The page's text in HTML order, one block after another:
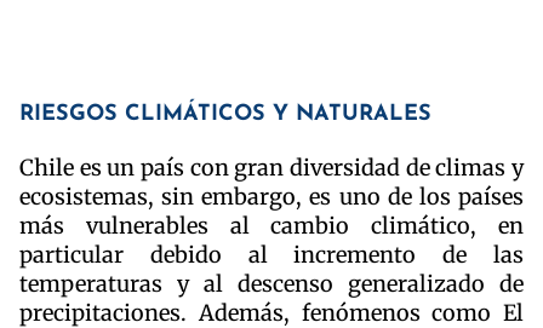
RIESGOS CLIMÁTICOS Y NATURALES
Chile es un país con gran diversidad de climas y
ecosistemas, sin embargo, es uno de los países
más vulnerables al cambio climático, en
particular debido al incremento de las
temperaturas y al descenso generalizado de
precipitaciones. Además, fenómenos como El